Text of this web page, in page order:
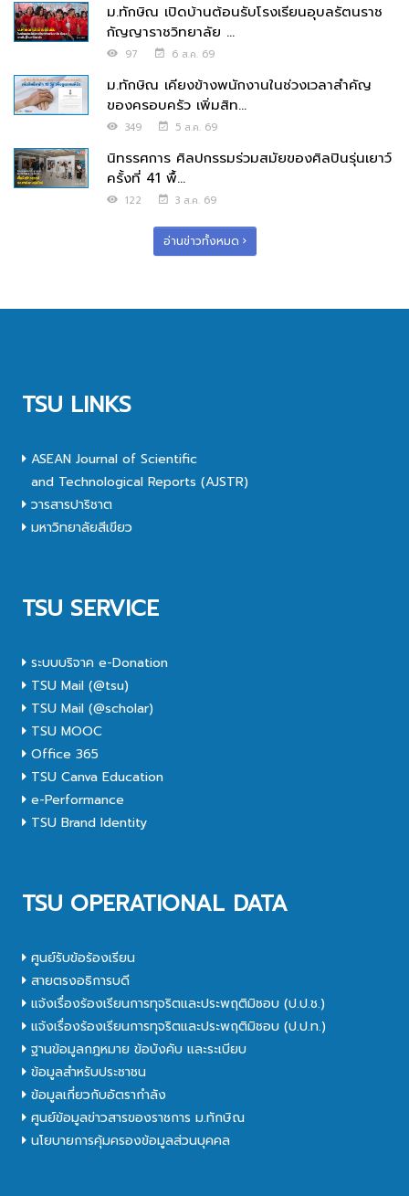
ม.ทักษิณ เปิดบ้านต้อนรับโรงเรียนอุบลรัตนราช
กัญญาราชวิทยาลัย ...
97 6 ส.ค. 69
ม.ทักษิณ เคียงข้างพนักงานในช่วงเวลาสำคัญ
ของครอบครัว เพิ่มสิท...
349 5 ส.ค. 69
นิทรรศการ ศิลปกรรมร่วมสมัยของศิลปินรุ่นเยาว์
ครั้งที่ 41 พื้...
122 3 ส.ค. 69
อ่านข่าวทั้งหมด
TSU LINKS
ASEAN Journal of Scientific
and Technological Reports (AJSTR)
วารสารปาริชาต
มหาวิทยาลัยสีเขียว
TSU SERVICE
ระบบบริจาค e-Donation
TSU Mail (@tsu)
TSU Mail (@scholar)
TSU MOOC
Office 365
TSU Canva Education
e-Performance
TSU Brand Identity
TSU OPERATIONAL DATA
ศูนย์รับข้อร้องเรียน
สายตรงอธิการบดี
แจ้งเรื่องร้องเรียนการทุจริตและประพฤติมิชอบ (ป.ป.ช.)
แจ้งเรื่องร้องเรียนการทุจริตและประพฤติมิชอบ (ป.ป.ท.)
ฐานข้อมูลกฎหมาย ข้อบังคับ และระเบียบ
ข้อมูลสำหรับประชาชน
ข้อมูลเกี่ยวกับอัตรากำลัง
ศูนย์ข้อมูลข่าวสารของราชการ ม.ทักษิณ
นโยบายการคุ้มครองข้อมูลส่วนบุคคล